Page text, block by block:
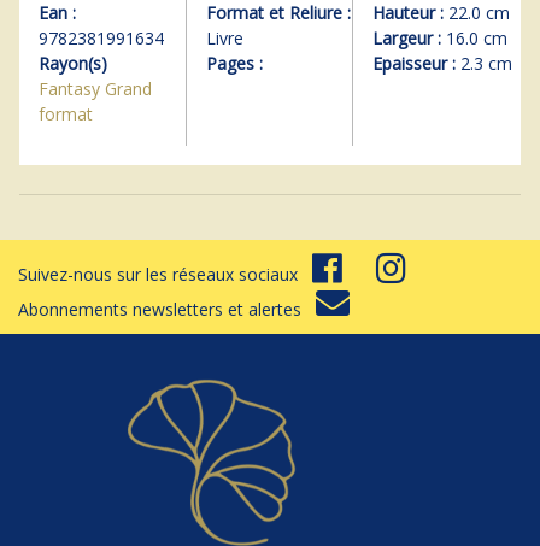
Ean :
9782381991634
Rayon(s)
Fantasy Grand
format
Format et Reliure :
Livre
Pages :
Hauteur : 22.0 cm
Largeur : 16.0 cm
Epaisseur : 2.3 cm
Suivez-nous sur les réseaux sociaux
Abonnements newsletters et alertes